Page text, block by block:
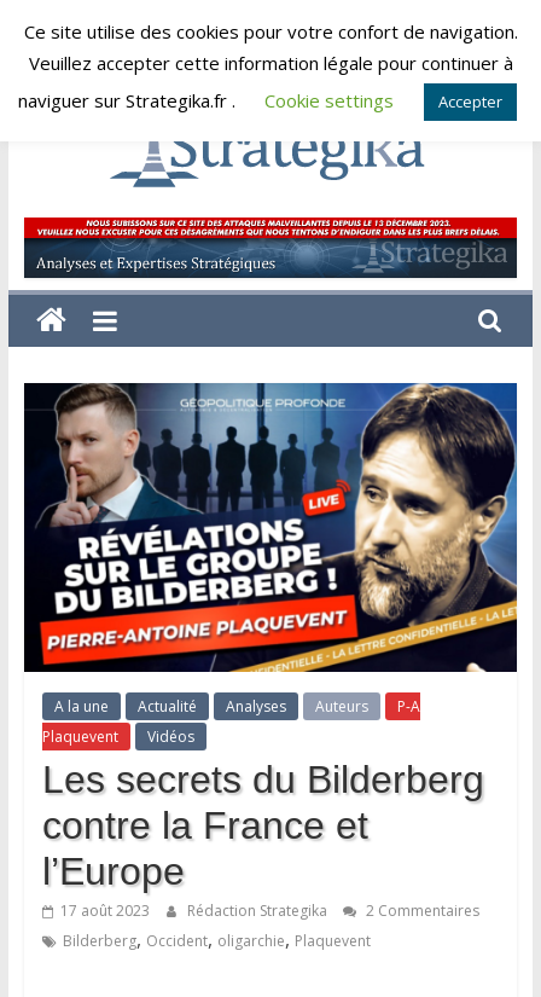
Skip
vendredi, août 7, 2026
Strategika
Expertise
et
Analyses
A la une Actualité Analyses Auteurs
P-A
Plaquevent
Vidéos
Les secrets du Bilderberg
contre la France et
l’Europe
17 août 2023 Rédaction Strategika
2 Commentaires
Bilderberg, Occident, oligarchie, Plaquevent
Ce site utilise des cookies pour votre confort de navigation.
Veuillez accepter cette information légale pour continuer à
naviguer sur Strategika.fr .
Cookie settings Accepter